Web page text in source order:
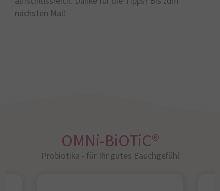
nächsten Mal!
OMNi-BiOTiC®
Probiotika - für Ihr gutes Bauchgefühl​